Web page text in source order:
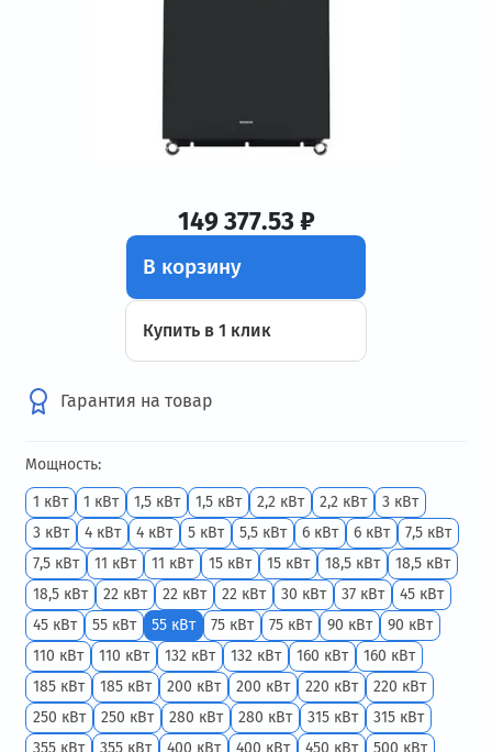
149 377.53 ₽
В корзину
Купить в 1 клик
Гарантия на товар
Мощность:
1 кВт
1 кВт 1,5 кВт 1,5 кВт 2,2 кВт 2,2 кВт
3 кВт
3 кВт
4 кВт 4 кВт 5 кВт 5,5 кВт 6 кВт 6 кВт
7,5 кВт
7,5 кВт
11 кВт 11 кВт 15 кВт 15 кВт 18,5 кВт
18,5 кВт
18,5 кВт
22 кВт 22 кВт 22 кВт 30 кВт 37 кВт
45 кВт
45 кВт
55 кВт 55 кВт 75 кВт 75 кВт 90 кВт
90 кВт
110 кВт
110 кВт 132 кВт 132 кВт 160 кВт
160 кВт
185 кВт
185 кВт 200 кВт 200 кВт 220 кВт
220 кВт
250 кВт
250 кВт 280 кВт 280 кВт 315 кВт
315 кВт